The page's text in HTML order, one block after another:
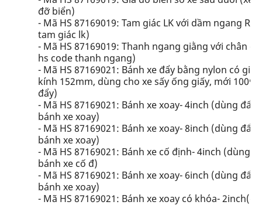
đỡ biển)
- Mã HS 87169019: Tam giác LK với dầm ngang R
tam giác lk)
- Mã HS 87169019: Thanh ngang giằng với chân
hs code thanh ngang)
- Mã HS 87169021: Bánh xe đẩy bằng nylon có
kính 152mm, dùng cho xe sấy ống giấy, mới
đẩy)
- Mã HS 87169021: Bánh xe xoay- 4inch (dùng
bánh xe xoay)
- Mã HS 87169021: Bánh xe xoay- 8inch (dùng
bánh xe xoay)
- Mã HS 87169021: Bánh xe cố định- 4inch (dùng
bánh xe cố đ)
- Mã HS 87169021: Bánh xe xoay- 6inch (dùng
bánh xe xoay)
- Mã HS 87169021: Bánh xe xoay có khóa-